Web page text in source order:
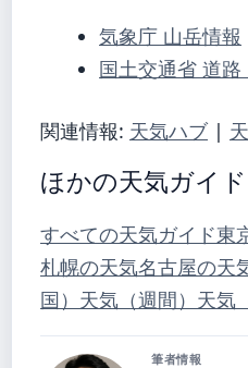
気象庁 山岳情報
国土交通省 道
関連情報: 天気ハブ|
ほかの天気ガイド
すべての天気ガイド東
札幌の天気名古屋の天
国） 天気（週間） 天気
筆者情報